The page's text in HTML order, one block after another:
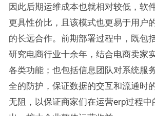
因此后期运维成本也就相对较低，软
更具性价比，且该模式也更易于用户
的长远合作。前期部署过程中，既包
研究电商行业十余年，结合电商卖家
各类功能；也包括信息团队对系统服
全的防护，保证数据的交互和流通时
无阻，以保证商家们在运营erp过程中